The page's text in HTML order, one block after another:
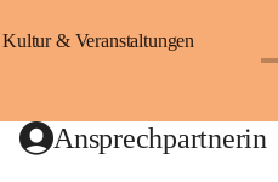
Kultur & Veranstaltungen
Ansprechpartnerin